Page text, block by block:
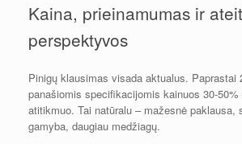
Kaina, prieinamumas ir
perspektyvos
Pinigų klausimas visada aktualus. Paprastai
panašiomis specifikacijomis kainuos 30-50%
atitikmuo. Tai natūralu – mažesnė paklausa,
gamyba, daugiau medžiagų.